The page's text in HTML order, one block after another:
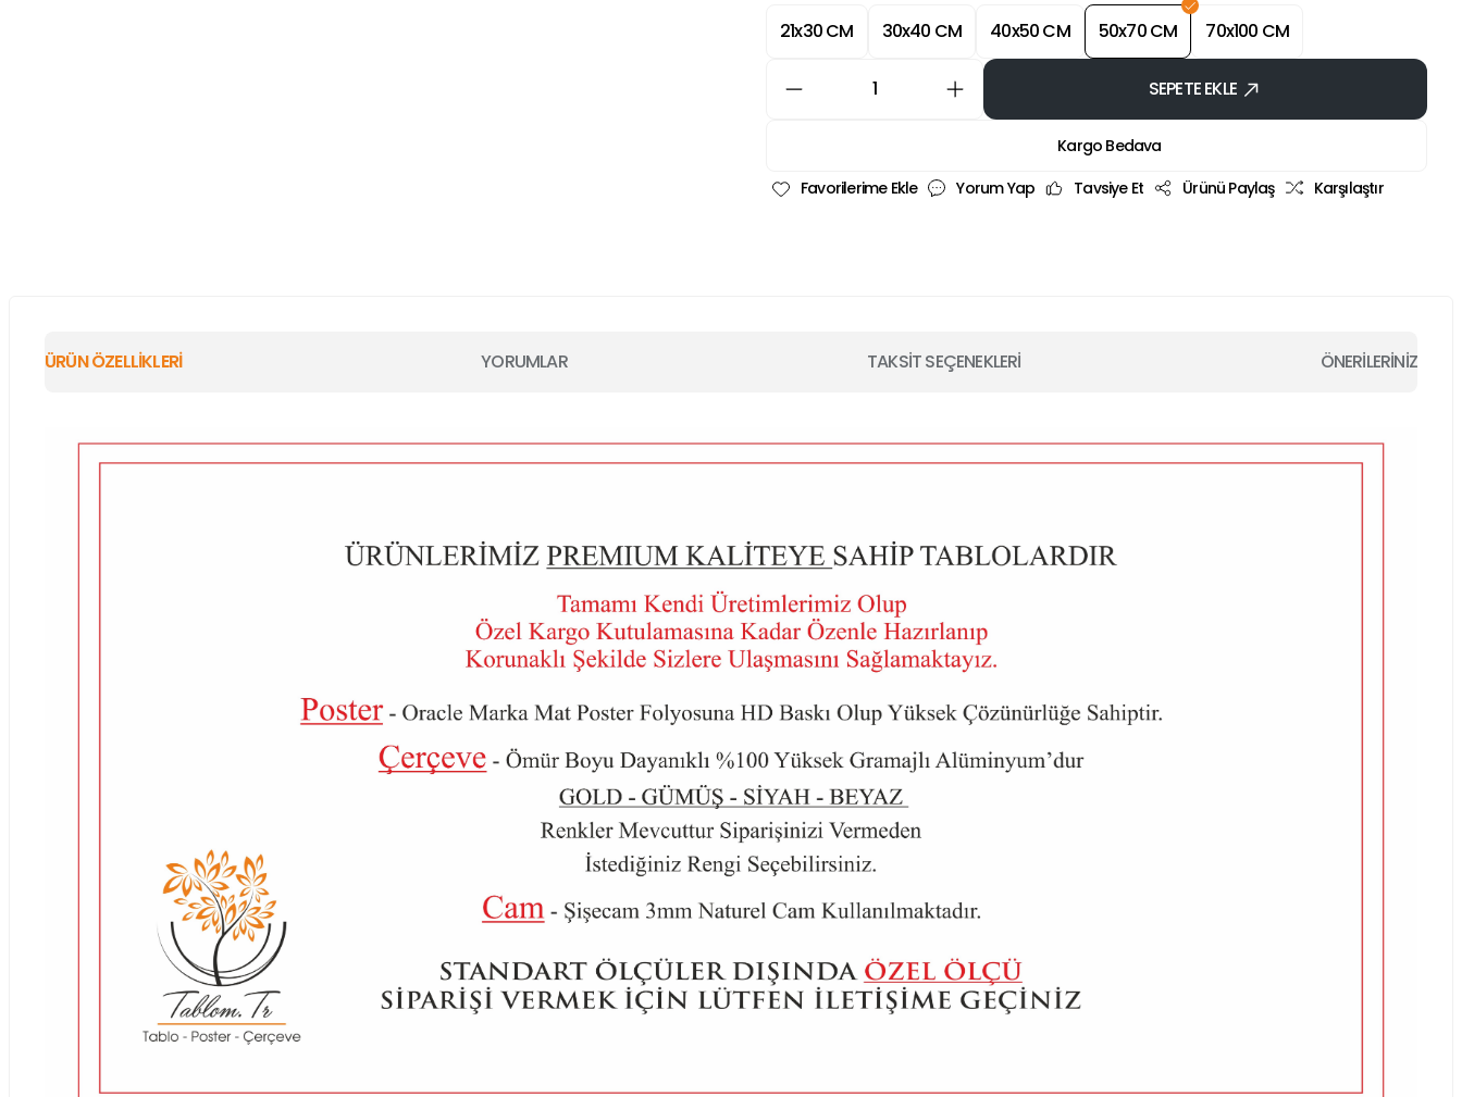
21x30 CM 30x40 CM 40x50 CM 50x70 CM 70x100 CM
SEPETE EKLE
Kargo Bedava
Yorum Yap
Tavsiye Et Ürünü Paylaş Karşılaştır
ÜRÜN ÖZELLİKLERİ YORUMLAR TAKSİT SEÇENEKLERİ ÖNERİLERİNİZ